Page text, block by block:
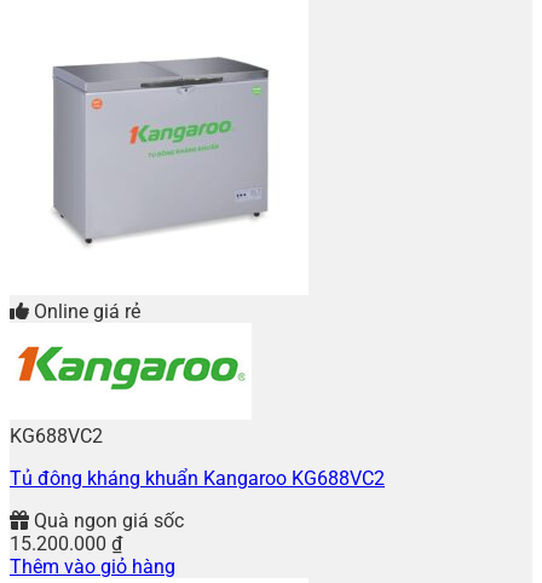
Online giá rẻ
KG688VC2
Tủ đông kháng khuẩn Kangaroo KG688VC2
Quà ngon giá sốc
15.200.000 ₫
Thêm vào giỏ hàng